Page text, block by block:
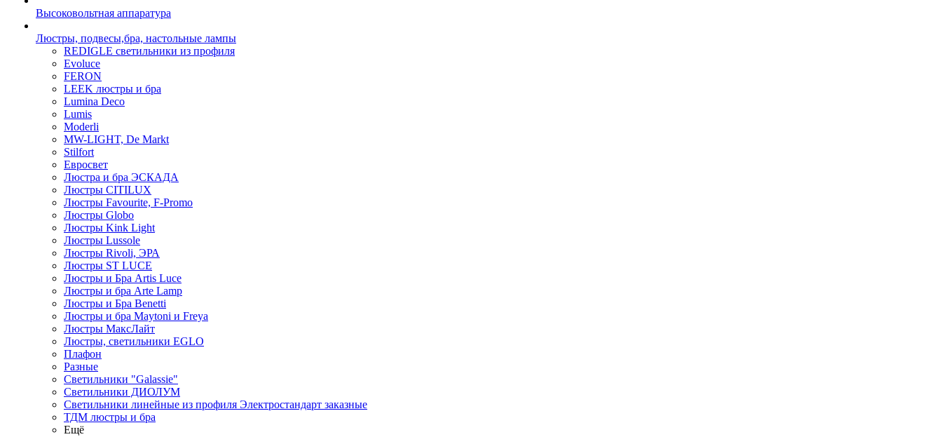
Высоковольтная аппаратура
Люстры, подвесы,бра, настольные лампы
REDIGLE светильники из профиля
Evoluce
FERON
LEEK люстры и бра
Lumina Deco
Lumis
Moderli
MW-LIGHT, De Markt
Stilfort
Евросвет
Люстра и бра ЭСКАДА
Люстры CITILUX
Люстры Favourite, F-Promo
Люстры Globo
Люстры Kink Light
Люстры Lussole
Люстры Rivoli, ЭРА
Люстры ST LUCE
Люстры и Бра Artis Luce
Люстры и бра Arte Lamp
Люстры и Бра Benetti
Люстры и бра Maytoni и Freya
Люстры МаксЛайт
Люстры, светильники EGLO
Плафон
Разные
Светильники "Galassie"
Светильники ДИОЛУМ
Светильники линейные из профиля Электростандарт заказные
ТДМ люстры и бра
Ещё